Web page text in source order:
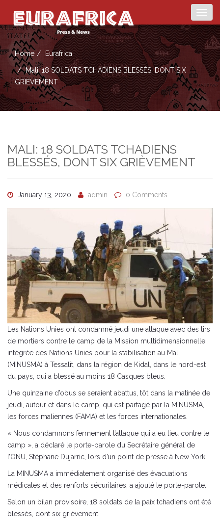
Home Eurafrica
Mali: 18 SOLDATS TCHADIENS BLESSÉS, DONT SIX
GRIÈVEMENT
MALI: 18 SOLDATS TCHADIENS
BLESSÉS, DONT SIX GRIÈVEMENT
January 13, 2020 admin 0 Comments
Les Nations Unies ont condamné jeudi une attaque avec des tirs
de mortiers contre le camp de la Mission multidimensionnelle
intégrée des Nations Unies pour la stabilisation au Mali
(MINUSMA) à Tessalit, dans la région de Kidal, dans le nord-est
du pays, qui a blessé au moins 18 Casques bleus.
Une quinzaine d’obus se seraient abattus, tôt dans la matinée de
jeudi, autour et dans le camp, qui est partagé par la MINUSMA,
les forces maliennes (FAMA) et les forces internationales.
« Nous condamnons fermement l’attaque qui a eu lieu contre le
camp », a déclaré le porte-parole du Secrétaire général de
l’ONU, Stéphane Dujarric, lors d’un point de presse à New York.
La MINUSMA a immédiatement organisé des évacuations
médicales et des renforts sécuritaires, a ajouté le porte-parole.
Selon un bilan provisoire, 18 soldats de la paix tchadiens ont été
blessés, dont six grièvement.